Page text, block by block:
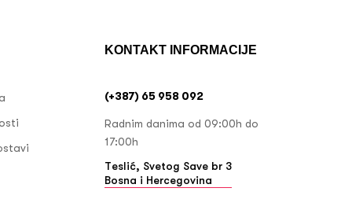
KONTAKT INFORMACIJE
(+387) 65 958 092
Radnim danima od 09:00h do
17:00h
Teslić, Svetog Save br 3
Bosna i Hercegovina